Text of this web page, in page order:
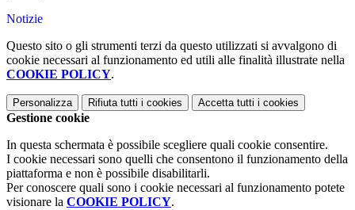
Notizie
Questo sito o gli strumenti terzi da questo utilizzati si avvalgono di
cookie necessari al funzionamento ed utili alle finalità illustrate nella
COOKIE POLICY.
Personalizza Rifiuta tutti i cookies Accetta tutti i cookies
Gestione cookie
In questa schermata è possibile scegliere quali cookie consentire.
I cookie necessari sono quelli che consentono il funzionamento della
piattaforma e non è possibile disabilitarli.
Per conoscere quali sono i cookie necessari al funzionamento potete
visionare la COOKIE POLICY.